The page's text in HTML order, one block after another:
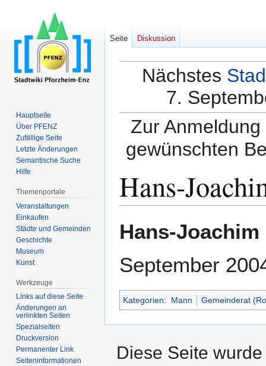
Nächstes
7.
Zur
gewünschten
Hans-
Navigation
Suche
Hans-Joachim
September
Kategorien: Mann Gemeinderat
Seite Diskussion
Hauptseite
Über PFENZ
Zufällige Seite
Letzte Änderungen
Semantische Suche
Hilfe
Themenportale
Veranstaltungen
Einkaufen
Städte und Gemeinden
Geschichte
Museum
Kunst
Werkzeuge
Links auf diese Seite
Änderungen an
verlinkten Seiten
Spezialseiten
Druckversion
Permanenter Link
Seiten­­informationen
Diese Seite